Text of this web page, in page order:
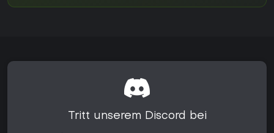
Tritt unserem Discord bei